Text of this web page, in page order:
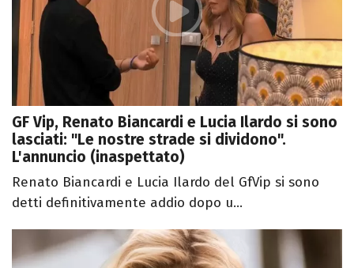
GF Vip, Renato Biancardi e Lucia Ilardo si sono
lasciati: "Le nostre strade si dividono".
L'annuncio (inaspettato)
Renato Biancardi e Lucia Ilardo del GfVip si sono
detti definitivamente addio dopo u...